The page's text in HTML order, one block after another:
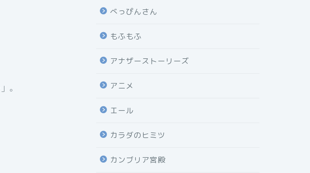
」。
べっぴんさん
もふもふ
アナザーストーリーズ
アニメ
エール
カラダのヒミツ
カンブリア宮殿